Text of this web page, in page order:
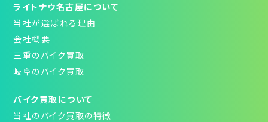
ライトナウ名古屋について
当社が選ばれる理由
会社概要
三重のバイク買取
岐阜のバイク買取
バイク買取について
当社のバイク買取の特徴